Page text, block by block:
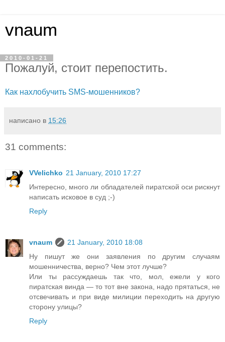
vnaum
2010-01-21
Пожалуй, стоит перепостить.
Как нахлобучить SMS-мошенников?
написано в 15:26
31 comments:
VVelichko 21 January, 2010 17:27
Интересно, много ли обладателей пиратской оси рискнут
написать исковое в суд ;-)
Reply
vnaum
21 January, 2010 18:08
Ну пишут же они заявления по другим случаям
мошенничества, верно? Чем этот лучше?
Или ты рассуждаешь так что, мол, ежели у кого
пиратская винда — то тот вне закона, надо прятаться, не
отсвечивать и при виде милиции переходить на другую
сторону улицы?
Reply